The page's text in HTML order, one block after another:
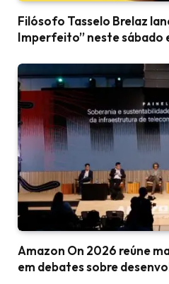
Filósofo Tasselo Brelaz
Imperfeito” neste sábado
Amazon On 2026 reúne
em debates sobre